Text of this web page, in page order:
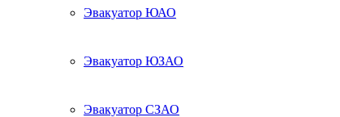
Эвакуатор ЮАО
Эвакуатор ЮЗАО
Эвакуатор СЗАО